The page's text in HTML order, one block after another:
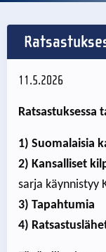
11.5.2026
Ratsastuksessa
1) Suomalaisia
2) Kansalliset
sarja käynnistyy
3) Tapahtumia
4)